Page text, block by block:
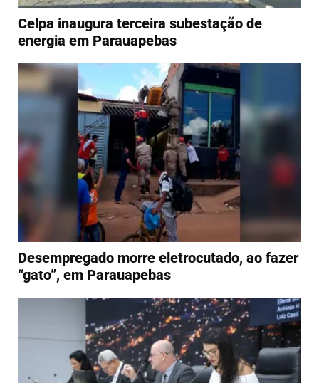
Celpa inaugura terceira subestação de
energia em Parauapebas
Desempregado morre eletrocutado, ao fazer
“gato”, em Parauapebas